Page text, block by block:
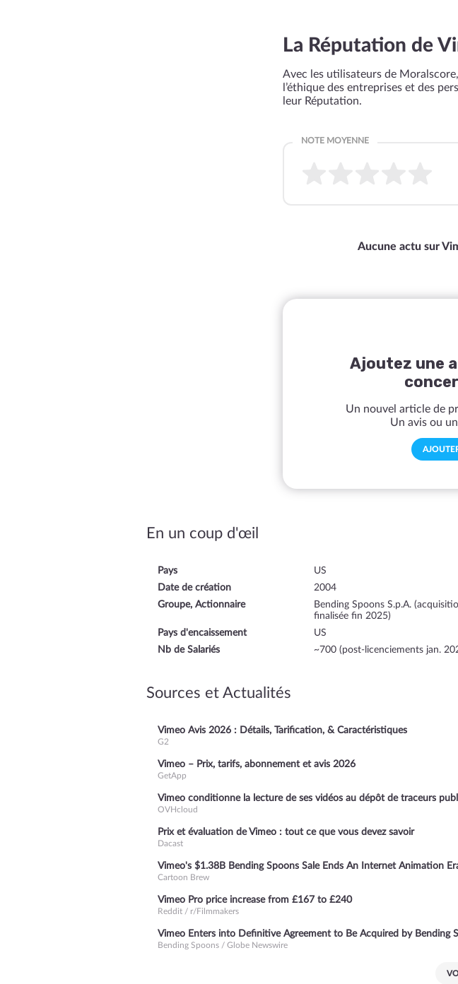
La Réputation de
Avec les utilisateurs de
l’éthique des entreprises et des
leur Réputation.
Aucune actu sur
Ajoutez une
Un nouvel article de
Un avis ou
En un coup d'œil
Pays
US
Date de création
2004
Groupe, Actionnaire
Bending Spoons S.p.A.
finalisée fin 2025)
Pays d'encaissement
US
Nb de Salariés
~700 (post-licenciements jan.
Sources et Actualités
Vimeo Avis 2026 : Détails, Tarification, & Caractéristiques
G2
Vimeo – Prix, tarifs, abonnement et avis 2026
GetApp
Vimeo conditionne la lecture de ses vidéos au dépôt de traceurs
OVHcloud
Prix et évaluation de Vimeo : tout ce que vous devez savoir
Dacast
Vimeo's $1.38B Bending Spoons Sale Ends An Internet Animation
Cartoon Brew
Vimeo Pro price increase from £167 to £240
Reddit / r/Filmmakers
Vimeo Enters into Definitive Agreement to Be Acquired by Bending
Bending Spoons / Globe Newswire